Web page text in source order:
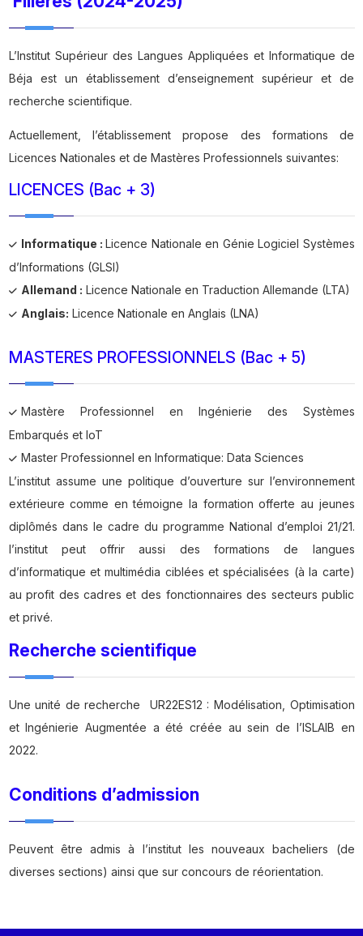
L’Institut Supérieur des Langues Appliquées et Informatique de
Béja est un établissement d’enseignement supérieur et de
recherche scientifique.
Actuellement, l’établissement propose des formations de
Licences Nationales et de Mastères Professionnels suivantes:
LICENCES (Bac + 3)
Informatique :Licence Nationale en Génie Logiciel Systèmes
d’Informations (GLSI)
Allemand : Licence Nationale en Traduction Allemande (LTA)
Anglais: Licence Nationale en Anglais (LNA)
MASTERES PROFESSIONNELS (Bac + 5)
Mastère Professionnel en Ingénierie des Systèmes
Embarqués et IoT
Master Professionnel en Informatique: Data Sciences
L’institut assume une politique d’ouverture sur l’environnement
extérieure comme en témoigne la formation offerte au jeunes
diplômés dans le cadre du programme National d’emploi 21/21.
l’institut peut offrir aussi des formations de langues
d’informatique et multimédia ciblées et spécialisées (à la carte)
au profit des cadres et des fonctionnaires des secteurs public
et privé.
Recherche scientifique
Une unité de recherche UR22ES12 : Modélisation, Optimisation
et Ingénierie Augmentée a été créée au sein de l’ISLAIB en
2022.
Conditions d’admission
Peuvent être admis à l’institut les nouveaux bacheliers (de
diverses sections) ainsi que sur concours de réorientation.